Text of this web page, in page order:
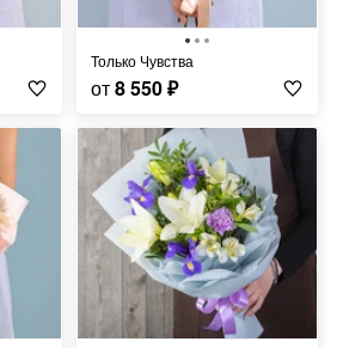
Только Чувства
от8 550₽